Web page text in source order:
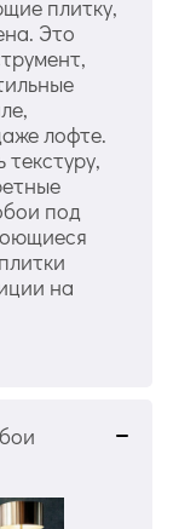
плитку,
Это
лофте.
под
на